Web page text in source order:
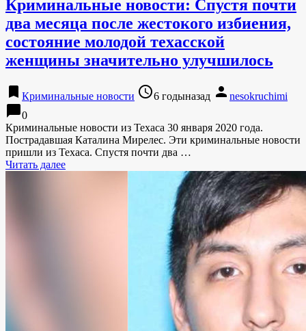
Криминальные новости: Спустя почти
два месяца после жестокого избиения,
состояние молодой техасской
женщины значительно улучшилось
bookmark Криминальные новости access_time6 годыназад person nesokruchimi
chat_bubble0
Криминальные новости из Техаса 30 января 2020 года.
Пострадавшая Каталина Мирелес. Эти криминальные новости
пришли из Техаса. Спустя почти два …
Читать далее